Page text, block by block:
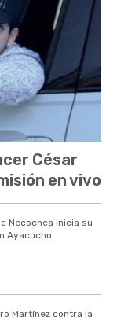
César
en vivo
Necochea inicia su
Ayacucho
Martínez contra la